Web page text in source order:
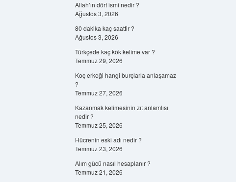
Allah’ın dört ismi nedir ?
Ağustos 3, 2026
80 dakika kaç saattir ?
Ağustos 3, 2026
Türkçede kaç kök kelime var ?
Temmuz 29, 2026
Koç erkeği hangi burçlarla anlaşamaz
?
Temmuz 27, 2026
Kazanmak kelimesinin zıt anlamlısı
nedir ?
Temmuz 25, 2026
Hücrenin eski adı nedir ?
Temmuz 23, 2026
Alım gücü nasıl hesaplanır ?
Temmuz 21, 2026